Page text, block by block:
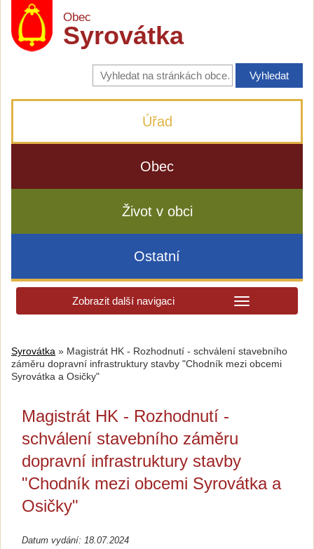
Obec
Syrovátka
Vyhledávání
na
stránkách
Úřad
Obec
Život v obci
Ostatní
Zobrazit další navigaci
Syrovátka » Magistrát HK - Rozhodnutí - schválení stavebního
záměru dopravní infrastruktury stavby "Chodník mezi obcemi
Syrovátka a Osičky"
Magistrát HK - Rozhodnutí -
schválení stavebního záměru
dopravní infrastruktury stavby
"Chodník mezi obcemi Syrovátka a
Osičky"
Datum vydání: 18.07.2024